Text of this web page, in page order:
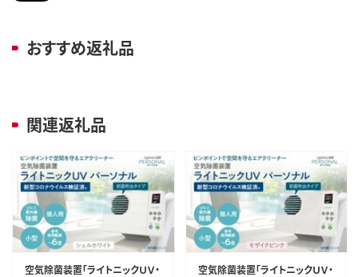
おすすめ返礼品
関連返礼品
空気除菌装置「ライトニックＵＶ・
空気除菌装置「ライトニックＵＶ・